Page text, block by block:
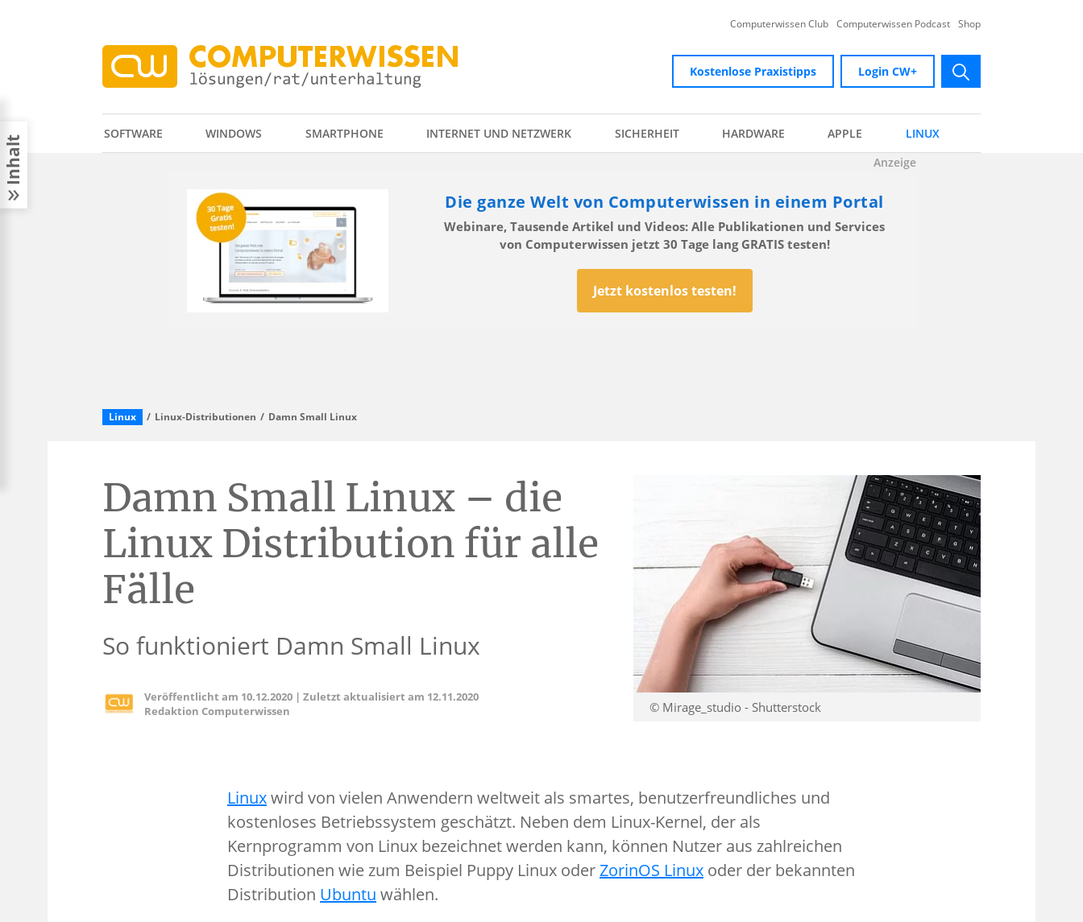
Computerwissen Club Computerwissen Podcast Shop
Kostenlose Praxistipps
Login CW+
submit
SOFTWARE WINDOWS SMARTPHONE INTERNET UND NETZWERK SICHERHEIT HARDWARE APPLE LINUX
Linux Linux-Distributionen Damn Small Linux
© Mirage_studio - Shutterstock
Damn Small Linux – die
Linux Distribution für alle
Fälle
So funktioniert Damn Small Linux
Veröffentlicht am 10.12.2020 | Zuletzt aktualisiert am 12.11.2020
Redaktion Computerwissen
Linuxwird von vielen Anwendern weltweit als smartes, benutzerfreundliches und
kostenloses Betriebssystem geschätzt. Neben dem Linux-Kernel, der als
Kernprogramm von Linux bezeichnet werden kann, können Nutzer aus zahlreichen
Distributionen wie zum Beispiel Puppy Linux oderZorinOS Linux oder der bekannten
Distribution Ubuntu wählen.
Inhalt